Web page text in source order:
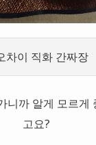
차이 직화 간짜장
니까 알게 모르
고요?